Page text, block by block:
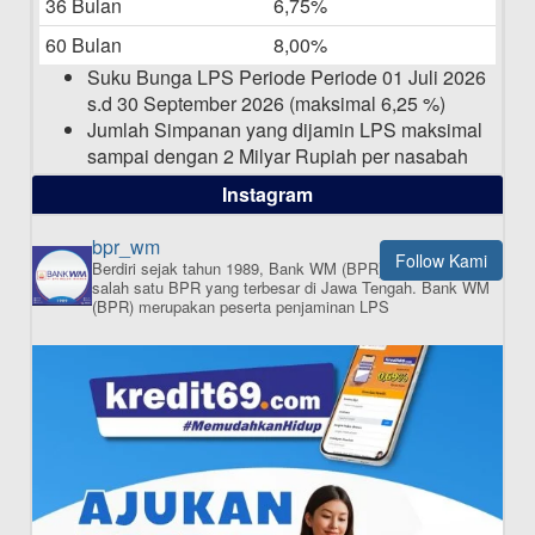
Pengumuman Nama Baru Perusahaan
60 Bulan
8,00%
Suku Bunga LPS Periode Periode 01 Juli 2026
s.d 30 September 2026 (maksimal 6,25 %)
Jumlah Simpanan yang dijamin LPS maksimal
sampai dengan 2 Milyar Rupiah per nasabah
dalam satu bank
ISI APLIKASI SEKARANG
Instagram
Follow Kami
bpr_wm
Berdiri sejak tahun 1989, Bank WM (BPR) merupakan
salah satu BPR yang terbesar di Jawa Tengah.Bank WM
(BPR) merupakan peserta penjaminan LPS